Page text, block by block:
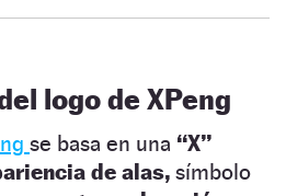
logo de XPeng
se basa en una “X”
de alas, símbolo